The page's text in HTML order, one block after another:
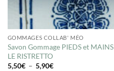
GOMMAGES COLLAB' MÉO
Savon Gommage PIEDS et MAINS
LE RISTRETTO
5,50€ – 5,90€Plage